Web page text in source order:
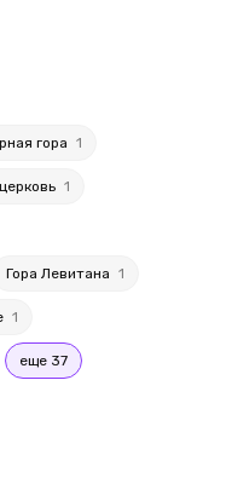
гора 1
1
Гора Левитана 1
1
еще 37